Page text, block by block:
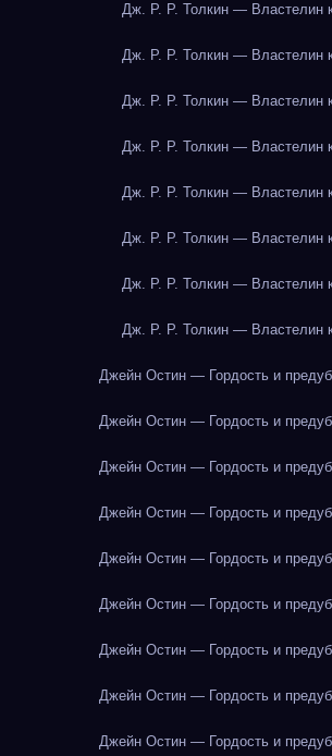
Дж. Р. Р. Толкин — Властелин
Дж. Р. Р. Толкин — Властелин
Дж. Р. Р. Толкин — Властелин
Дж. Р. Р. Толкин — Властелин
Дж. Р. Р. Толкин — Властелин
Дж. Р. Р. Толкин — Властелин
Дж. Р. Р. Толкин — Властелин
Дж. Р. Р. Толкин — Властелин
Джейн Остин — Гордость и
Джейн Остин — Гордость и
Джейн Остин — Гордость и
Джейн Остин — Гордость и
Джейн Остин — Гордость и
Джейн Остин — Гордость и
Джейн Остин — Гордость и
Джейн Остин — Гордость и
Джейн Остин — Гордость и